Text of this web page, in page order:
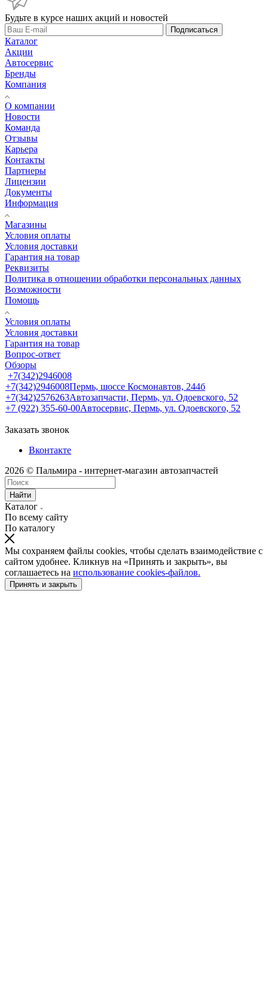
Будьте в курсе наших акций и новостей
Подписаться
Каталог
Акции
Автосервис
Бренды
Компания
О компании
Новости
Команда
Отзывы
Карьера
Контакты
Партнеры
Лицензии
Документы
Информация
Магазины
Условия оплаты
Условия доставки
Гарантия на товар
Реквизиты
Политика в отношении обработки персональных данных
Возможности
Помощь
Условия оплаты
Условия доставки
Гарантия на товар
Вопрос-ответ
Обзоры
+7(342)2946008
+7(342)2946008Пермь, шоссе Космонавтов, 244б
+7(342)2576263Автозапчасти, Пермь, ул. Одоевского, 52
+7 (922) 355-60-00Автосервис, Пермь, ул. Одоевского, 52
Заказать звонок
Вконтакте
2026 © Пальмира - интернет-магазин автозапчастей
Найти
Каталог
По всему сайту
По каталогу
Мы сохраняем файлы cookies, чтобы сделать взаимодействие с
сайтом удобнее. Кликнув на «Принять и закрыть», вы
соглашаетесь на использование cookies-файлов.
Принять и закрыть